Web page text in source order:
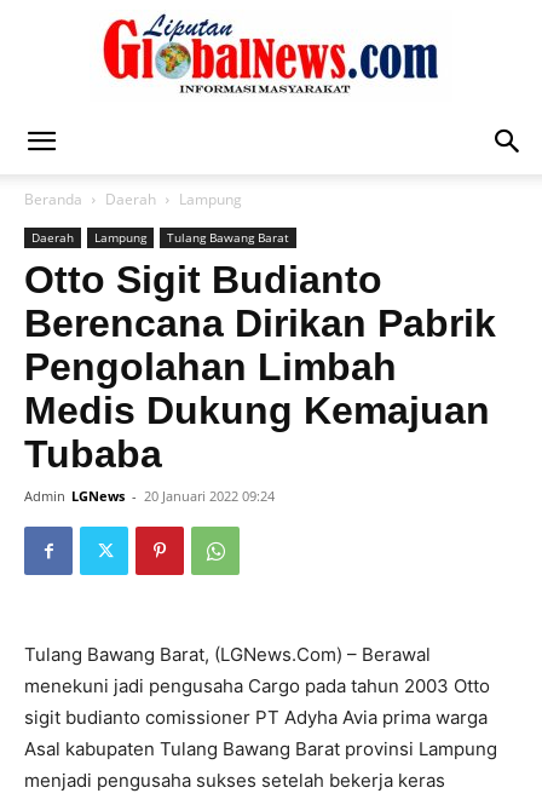
Global
News
Beranda Daerah Lampung
Daerah Lampung Tulang Bawang Barat
Otto Sigit Budianto
Berencana Dirikan Pabrik
Pengolahan Limbah
Medis Dukung Kemajuan
Tubaba
Admin LGNews - 20 Januari 2022 09:24
Tulang Bawang Barat, (LGNews.Com) – Berawal
menekuni jadi pengusaha Cargo pada tahun 2003 Otto
sigit budianto comissioner PT Adyha Avia prima warga
Asal kabupaten Tulang Bawang Barat provinsi Lampung
menjadi pengusaha sukses setelah bekerja keras